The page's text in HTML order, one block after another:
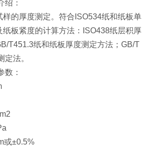
绍：
样的厚度测定。符合ISO534纸和纸板单
纸板紧度的计算方法：ISO438纸层积厚
T451.3纸和纸板厚度测定方法；GB/T
定法。
数：
2
或±0.5%